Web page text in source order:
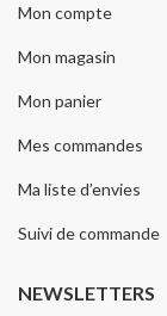
Mon compte
Mon magasin
Mon panier
Mes commandes
Ma liste d’envies
Suivi de commande
NEWSLETTERS